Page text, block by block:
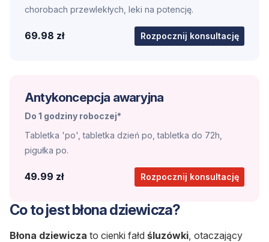
chorobach przewlekłych, leki na potencję.
69.98 zł Rozpocznij konsultację
Antykoncepcja awaryjna
Do 1 godziny roboczej*
Tabletka 'po', tabletka dzień po, tabletka do 72h,
pigułka po.
49.99 zł Rozpocznij konsultację
Co to jest błona dziewicza?
Błona dziewicza to cienki fałd śluzówki , otaczający